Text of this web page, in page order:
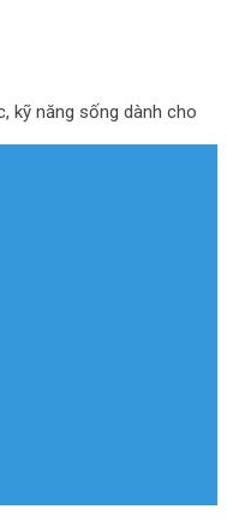
kỹ năng sống dành cho